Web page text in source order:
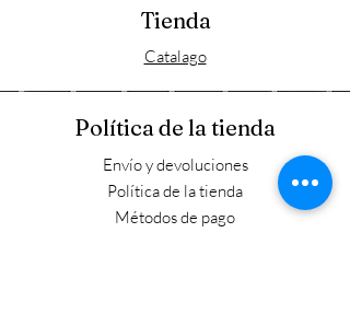
Tienda
Catalago
Política de la tienda
Envío y devoluciones
Política de la tienda
Métodos de pago